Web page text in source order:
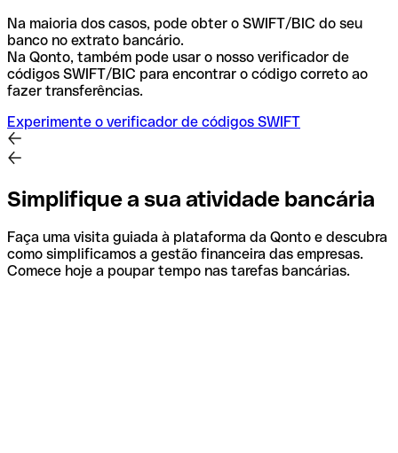
Na maioria dos casos, pode obter o SWIFT/BIC do seu
banco no extrato bancário.
Na Qonto, também pode usar o nosso verificador de
códigos SWIFT/BIC para encontrar o código correto ao
fazer transferências.
Experimente o verificador de códigos SWIFT
Simplifique a sua atividade bancária
Faça uma visita guiada à plataforma da Qonto e descubra
como simplificamos a gestão financeira das empresas.
Comece hoje a poupar tempo nas tarefas bancárias.